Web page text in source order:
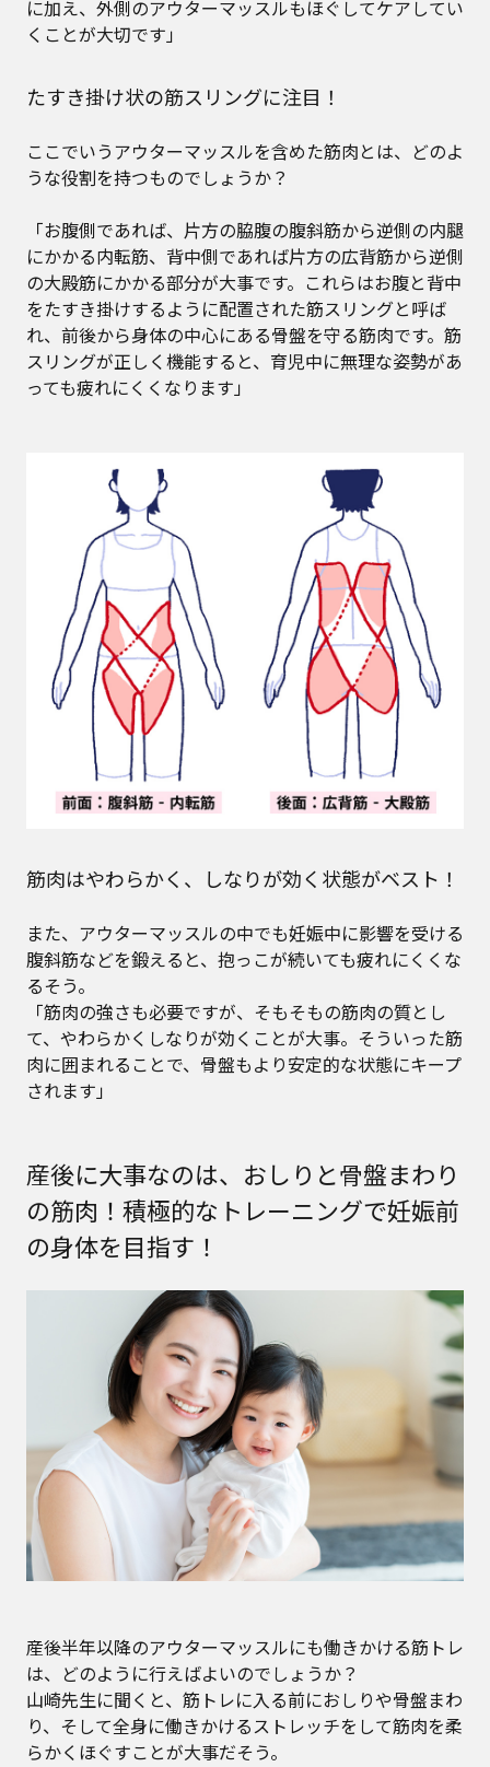
に加え、外側のアウターマッスルもほぐしてケアしてい
くことが大切です」
たすき掛け状の筋スリングに注目！
ここでいうアウターマッスルを含めた筋肉とは、どのよ
うな役割を持つものでしょうか？
「お腹側であれば、片方の脇腹の腹斜筋から逆側の内腿
にかかる内転筋、背中側であれば片方の広背筋から逆側
の大殿筋にかかる部分が大事です。これらはお腹と背中
をたすき掛けするように配置された筋スリングと呼ば
れ、前後から身体の中心にある骨盤を守る筋肉です。筋
スリングが正しく機能すると、育児中に無理な姿勢があ
っても疲れにくくなります」
筋肉はやわらかく、しなりが効く状態がベスト！
また、アウターマッスルの中でも妊娠中に影響を受ける
腹斜筋などを鍛えると、抱っこが続いても疲れにくくな
るそう。
「筋肉の強さも必要ですが、そもそもの筋肉の質とし
て、やわらかくしなりが効くことが大事。そういった筋
肉に囲まれることで、骨盤もより安定的な状態にキープ
されます」
産後に大事なのは、おしりと骨盤まわり
の筋肉！積極的なトレーニングで妊娠前
の身体を目指す！
産後半年以降のアウターマッスルにも働きかける筋トレ
は、どのように行えばよいのでしょうか？
山崎先生に聞くと、筋トレに入る前におしりや骨盤まわ
り、そして全身に働きかけるストレッチをして筋肉を柔
らかくほぐすことが大事だそう。